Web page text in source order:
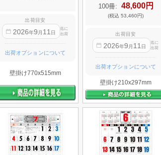
出荷目安
2026年9 月 11 日
迄に
出荷
出荷オプションについて
壁掛け770x515mm
100冊: 48,600円
(税込 53,460円)
出荷目安
2026年9 月 11 日
迄に
出荷
出荷オプションについて
壁掛け210x297mm